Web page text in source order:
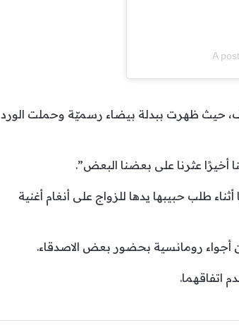
A
حيث ظهرت ببدلة بيضاء رسميّة وحملت الورد
أخيرًا عثرنا على بعضنا البعض”.
تشرين الأول/أكتوبر 2023 أكثر من فيديو لها أثناء طلب حبيبها يدها للزواج على أنغام أغنية
أجواء رومانسية بحضور بعض الاصدقاء.
اتفاقهما.